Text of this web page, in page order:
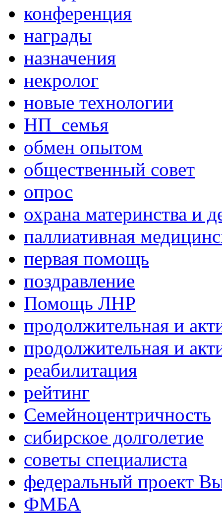
конференция
награды
назначения
некролог
новые технологии
НП_семья
обмен опытом
общественный совет
опрос
охрана материнства и
паллиативная
первая помощь
поздравление
Помощь ЛНР
продолжительная и
продолжительная и
реабилитация
рейтинг
Семейноцентричность
сибирское долголетие
советы специалиста
федеральный проект
ФМБА